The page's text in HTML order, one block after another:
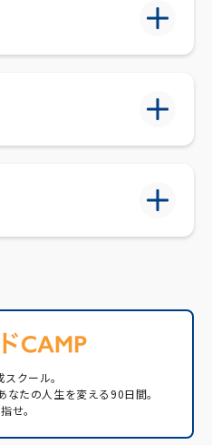
クール。
たの人生を変える90日間。
せ。